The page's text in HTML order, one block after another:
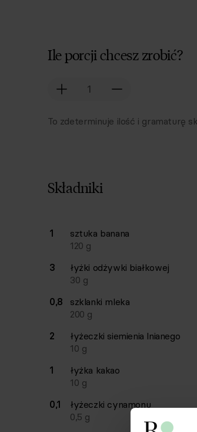
Ile porcji chcesz zrobić?
To zdeterminuje ilość i gramaturę
Składniki
Lista składników przepisu z
IlośćSkładnik
1 sztuka banana
120 g
3
łyżki odżywki białkowej
30 g
0,8
szklanki mleka
200 g
2
łyżeczki siemienia lnianego
10 g
1
łyżka kakao
10 g
0,1
łyżeczki cynamonu
0,5 g